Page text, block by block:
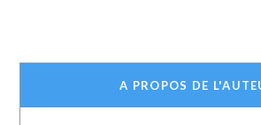
A PROPOS DE